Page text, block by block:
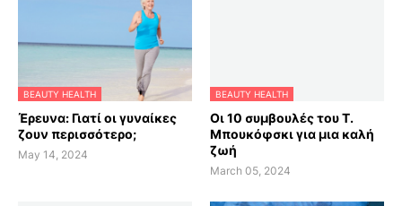
BEAUTY HEALTH
Έρευνα: Γιατί οι γυναίκες
ζουν περισσότερο;
May 14, 2024
BEAUTY HEALTH
Οι 10 συμβουλές του Τ.
Μπουκόφσκι για μια καλή
ζωή
March 05, 2024